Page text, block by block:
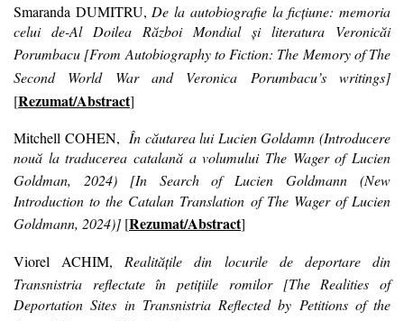
Smaranda DUMITRU, De la autobiografie la ficțiune: memoria
celui de-Al Doilea Război Mondial și literatura Veronicăi
Porumbacu [From Autobiography to Fiction: The Memory of The
Second World War and Veronica Porumbacu’s writings]
[Rezumat/Abstract]
Mitchell COHEN, În căutarea lui Lucien Goldamn (Introducere
nouă la traducerea catalană a volumului The Wager of Lucien
Goldman, 2024) [In Search of Lucien Goldmann (New
Introduction to the Catalan Translation of The Wager of Lucien
Goldmann, 2024)] [Rezumat/Abstract]
Viorel ACHIM, Realitățile din locurile de deportare din
Transnistria reflectate în petițiile romilor [The Realities of
Deportation Sites in Transnistria Reflected by Petitions of the